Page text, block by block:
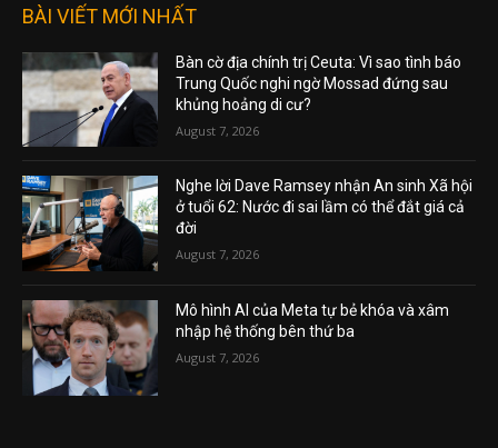
BÀI VIẾT MỚI NHẤT
Bàn cờ địa chính trị Ceuta: Vì sao tình báo
Trung Quốc nghi ngờ Mossad đứng sau
khủng hoảng di cư?
August 7, 2026
Nghe lời Dave Ramsey nhận An sinh Xã hội
ở tuổi 62: Nước đi sai lầm có thể đắt giá cả
đời
August 7, 2026
Mô hình AI của Meta tự bẻ khóa và xâm
nhập hệ thống bên thứ ba
August 7, 2026